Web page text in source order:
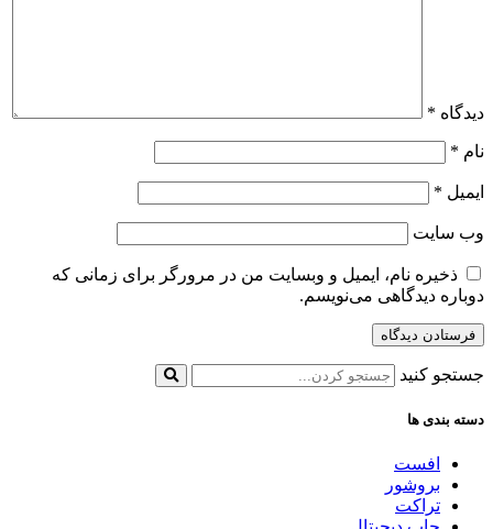
دیدگاه *
نام *
ایمیل *
وب‌ سایت
ذخیره نام، ایمیل و وبسایت من در مرورگر برای زمانی که
دوباره دیدگاهی می‌نویسم.
جستجو کنید
دسته بندی ها
افست
بروشور
تراکت